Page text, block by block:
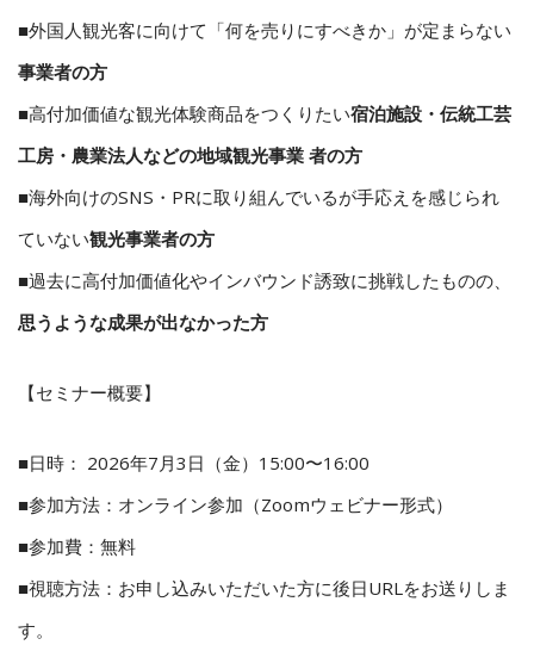
■外国人観光客に向けて「何を売りにすべきか」が定まらない
事業者の方
■高付加価値な観光体験商品をつくりたい宿泊施設・伝統工芸
工房・農業法人などの地域観光事業 者の方
■海外向けのSNS・PRに取り組んでいるが手応えを感じられ
ていない観光事業者の方
■過去に高付加価値化やインバウンド誘致に挑戦したものの、
思うような成果が出なかった方
【セミナー概要】
■日時： 2026年7月3日（金）15:00〜16:00
■参加方法：オンライン参加（Zoomウェビナー形式）
■参加費：無料
■視聴方法：お申し込みいただいた方に後日URLをお送りしま
す。